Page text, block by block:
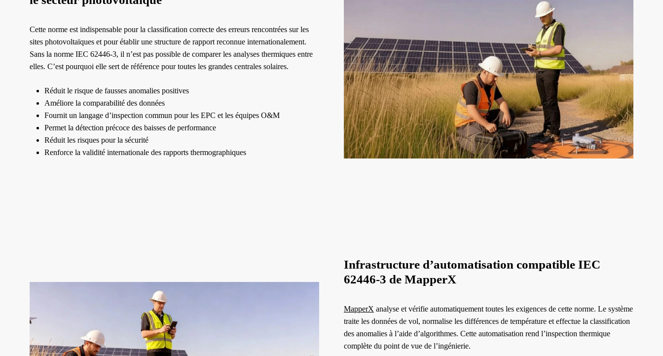
Cette norme est indispensable pour la classification correcte des erreurs rencontrées sur les
sites photovoltaïques et pour établir une structure de rapport reconnue internationalement.
Sans la norme IEC 62446-3, il n’est pas possible de comparer les analyses thermiques entre
elles. C’est pourquoi elle sert de référence pour toutes les grandes centrales solaires.
Réduit le risque de fausses anomalies positives
Améliore la comparabilité des données
Fournit un langage d’inspection commun pour les EPC et les équipes O&M
Permet la détection précoce des baisses de performance
Réduit les risques pour la sécurité
Renforce la validité internationale des rapports thermographiques
Infrastructure d’automatisation compatible IEC
62446-3 de MapperX
MapperX analyse et vérifie automatiquement toutes les exigences de cette norme. Le système
traite les données de vol, normalise les différences de température et effectue la classification
des anomalies à l’aide d’algorithmes. Cette automatisation rend l’inspection thermique
complète du point de vue de l’ingénierie.